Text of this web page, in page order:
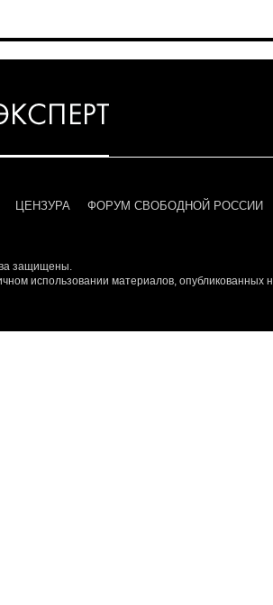
ЦЕНЗУРА ФОРУМ СВОБОДНОЙ РОССИИ
защищены.
использовании материалов, опубликованных